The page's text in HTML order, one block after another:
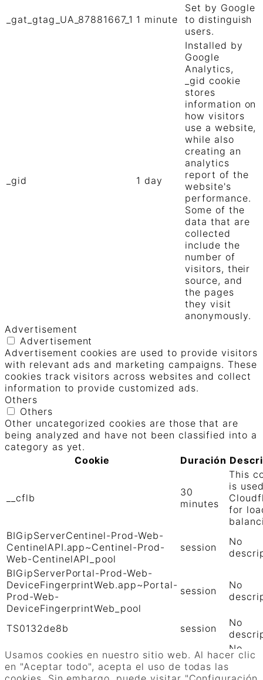
Usamos cookies en nuestro sitio web. Al hacer clic
en "Aceptar todo", acepta el uso de todas las
_gat_gtag_UA_87881667_1 1 minute
Set by Google
to distinguish
users.
_gid 1 day
Installed by
Google
Analytics,
_gid cookie
stores
information on
how visitors
use a website,
while also
creating an
analytics
report of the
website's
performance.
Some of the
data that are
collected
include the
number of
visitors, their
source, and
the pages
they visit
anonymously.
Advertisement
Advertisement
Advertisement cookies are used to provide visitors
with relevant ads and marketing campaigns. These
cookies track visitors across websites and collect
information to provide customized ads.
Others
Others
Other uncategorized cookies are those that are
being analyzed and have not been classified into a
category as yet.
Cookie
Duración
__cflb
30
minutes
This
is
for
BIGipServerCentinel-Prod-Web-
CentinelAPI.app~Centinel-Prod-
Web-CentinelAPI_pool
session
No
BIGipServerPortal-Prod-Web-
DeviceFingerprintWeb.app~Portal-
Prod-Web-
DeviceFingerprintWeb_pool
session
No
TS0132de8b session
No
TS01906b0c
session
No
GUARDAR Y ACEPTAR